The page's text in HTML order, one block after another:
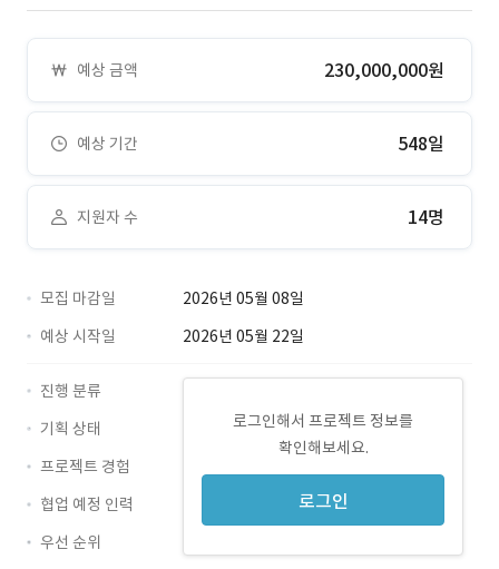
예상 금액 230,000,000원
예상 기간 548일
지원자 수 14명
모집 마감일
2026년 05월 08일
예상 시작일
2026년 05월 22일
로그인해서 프로젝트 정보를
확인해보세요.
로그인
진행 분류
기획 상태
프로젝트 경험
협업 예정 인력
우선 순위